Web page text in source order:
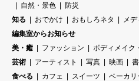
自然・景色
防災
知る
おでかけ おもしろネタ メ
編集室からお知らせ
美・癒
ファッション ボディメイク
芸術
アーティスト 写真 映画
食べる
カフェ スイーツ ベーカリ